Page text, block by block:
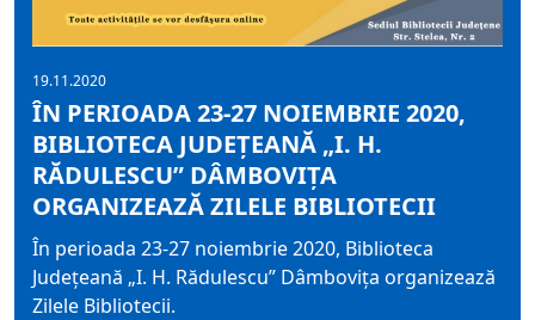
19.11.2020
ÎN PERIOADA 23-27 NOIEMBRIE 2020,
BIBLIOTECA JUDEŢEANĂ „I. H.
RĂDULESCU” DÂMBOVIŢA
ORGANIZEAZĂ ZILELE BIBLIOTECII
În perioada 23-27 noiembrie 2020, Biblioteca
Judeţeană „I. H. Rădulescu” Dâmboviţa organizează
Zilele Bibliotecii.